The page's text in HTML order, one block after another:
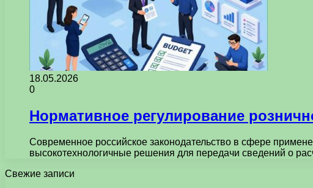
18.05.2026
0
Нормативное регулирование
Современное российское законодательство в сфере
высокотехнологичные решения для передачи сведений о
Свежие записи